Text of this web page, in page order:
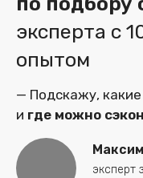
влияет на соседние
винтовых свай — 50
эксперта с
опытом
— Подскажу,
и где можно
эксперт